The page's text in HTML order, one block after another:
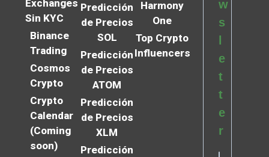
Exchanges
Sin KYC
Binance
Trading
Cosmos
Crypto
Crypto
Calendar
(Coming
soon)
Predicción
de Precios
SOL
Predicción
de Precios
ATOM
Predicción
de Precios
XLM
Predicción
Harmony
One
Top Crypto
Influencers
w
s
e
t
t
e
r